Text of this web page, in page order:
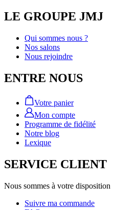
LE GROUPE JMJ
Qui sommes nous ?
Nos salons
Nous rejoindre
ENTRE NOUS
Votre panier
Mon compte
Programme de fidélité
Notre blog
Lexique
SERVICE CLIENT
Nous sommes à votre disposition
Suivre ma commande